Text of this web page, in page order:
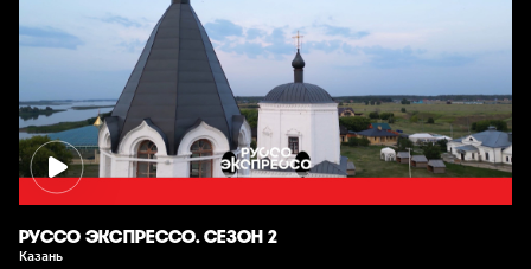
РУССО ЭКСПРЕССО. СЕЗОН 2
Казань